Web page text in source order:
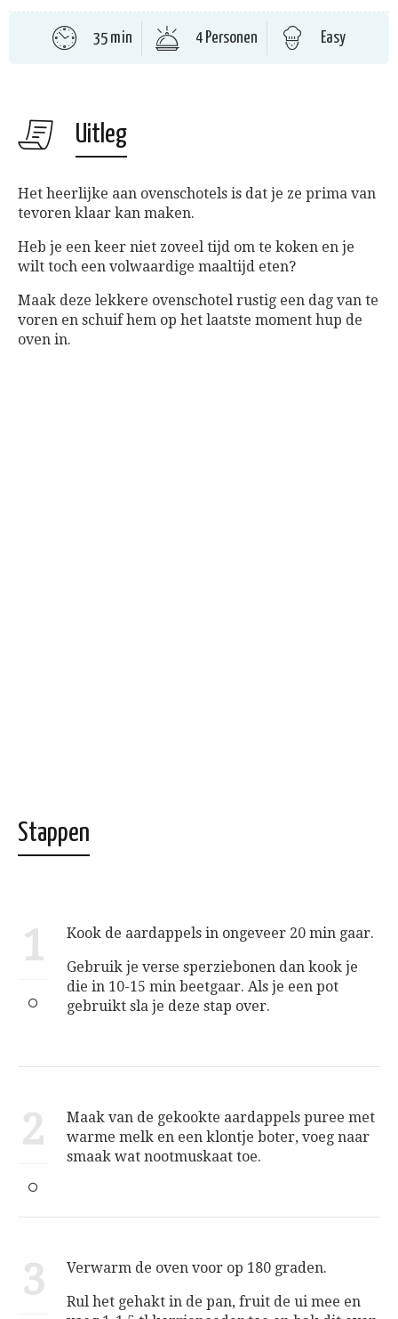
35 min 4 Personen Easy
Uitleg
Het heerlijke aan ovenschotels is dat je ze prima van
tevoren klaar kan maken.
Heb je een keer niet zoveel tijd om te koken en je
wilt toch een volwaardige maaltijd eten?
Maak deze lekkere ovenschotel rustig een dag van te
voren en schuif hem op het laatste moment hup de
oven in.
Stappen
1
Kook de aardappels in ongeveer 20 min gaar.
Gebruik je verse sperziebonen dan kook je
die in 10-15 min beetgaar. Als je een pot
gebruikt sla je deze stap over.
2
Maak van de gekookte aardappels puree met
warme melk en een klontje boter, voeg naar
smaak wat nootmuskaat toe.
3
Verwarm de oven voor op 180 graden.
Rul het gehakt in de pan, fruit de ui mee en